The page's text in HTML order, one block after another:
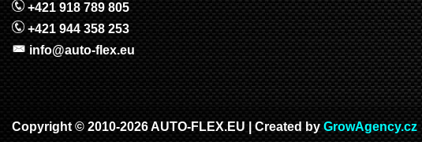
+421 918 789 805
+421 944 358 253
info@auto-flex.eu
Copyright © 2010-2026 AUTO-FLEX.EU | Created byGrowAgency.cz